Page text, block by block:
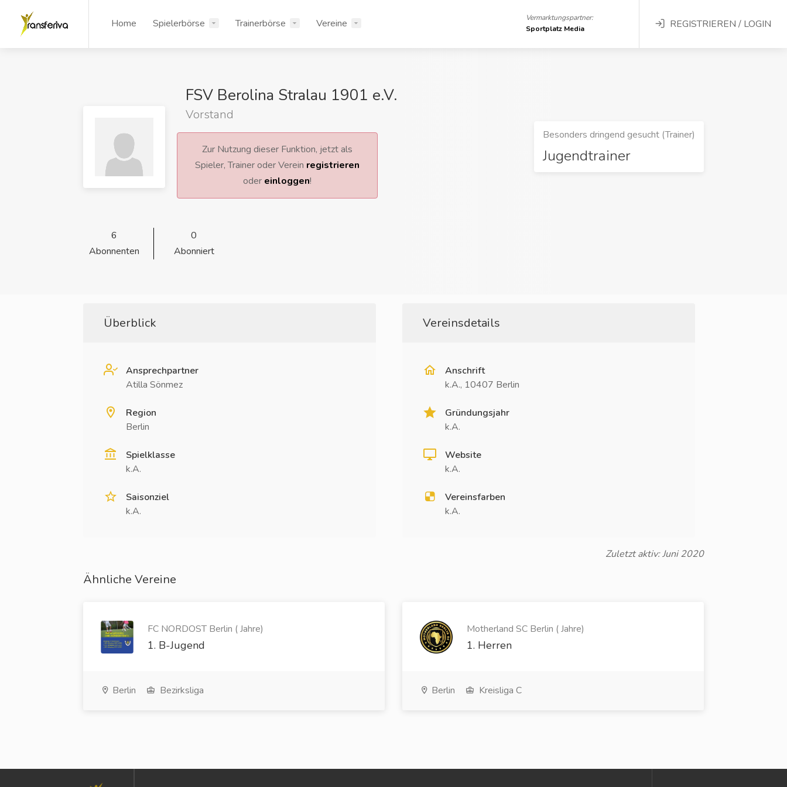
Home Spielerbörse Trainerbörse Vereine
Vermarktungspartner:
Sportplatz Media
REGISTRIEREN / LOGIN
FSV Berolina Stralau 1901 e.V.
Vorstand
Zur Nutzung dieser Funktion, jetzt als
Spieler, Trainer oder Verein registrieren
oder einloggen!
Besonders dringend gesucht (Trainer)
Jugendtrainer
6
Abonnenten
0
Abonniert
Überblick
Ansprechpartner
Atilla Sönmez
Region
Berlin
Spielklasse
k.A.
Saisonziel
k.A.
Vereinsdetails
Anschrift
k.A., 10407 Berlin
Gründungsjahr
k.A.
Website
k.A.
Vereinsfarben
k.A.
Zuletzt aktiv: Juni 2020
Ähnliche Vereine
FC NORDOST Berlin ( Jahre)
1. B-Jugend
Berlin Bezirksliga
Motherland SC Berlin ( Jahre)
1. Herren
Berlin Kreisliga C